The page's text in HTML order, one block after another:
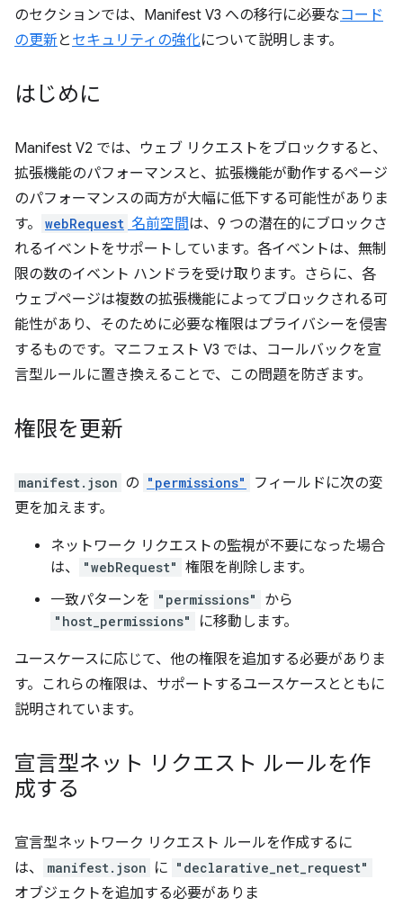
のセクションでは、Manifest V3 への移行に必要なコード
の更新 と セキュリティの強化について説明します。
はじめに
Manifest V2 では、ウェブ リクエストをブロックすると、
拡張機能のパフォーマンスと、拡張機能が動作するページ
のパフォーマンスの両方が大幅に低下する可能性がありま
す。
webRequest 名前空間は、9 つの潜在的にブロックさ
れるイベントをサポートしています。各イベントは、無制
限の数のイベント ハンドラを受け取ります。さらに、各
ウェブページは複数の拡張機能によってブロックされる可
能性があり、そのために必要な権限はプライバシーを侵害
するものです。マニフェスト V3 では、コールバックを宣
言型ルールに置き換えることで、この問題を防ぎます。
権限を更新
manifest.json の "permissions"
フィールドに次の変
更を加えます。
ネットワーク リクエストの監視が不要になった場合
は、
"webRequest" 権限を削除します。
一致パターンを
"permissions" から
"host_permissions" に移動します。
ユースケースに応じて、他の権限を追加する必要がありま
す。これらの権限は、サポートするユースケースとともに
説明されています。
宣言型ネット リクエスト ルールを作
成する
宣言型ネットワーク リクエスト ルールを作成するに
は、
manifest.json に "declarative_net_request"
オブジェクトを追加する必要がありま